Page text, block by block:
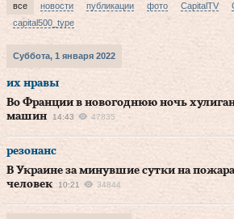
все новости публикации фото CapitalTV
capital500_type
Суббота, 1 января 2022
их нравы
Во Франции в новогоднюю ночь
машин
14:43 47835
резонанс
В Украине за минувшие сутки на
человек
10:21 34844